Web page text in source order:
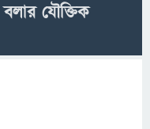
যৌক্তিক